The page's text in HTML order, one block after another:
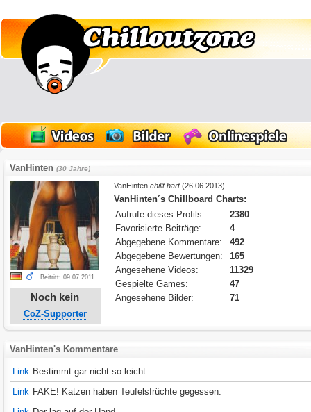
VanHinten(30 Jahre)
Beitritt: 09.07.2011
Noch kein
CoZ-Supporter
VanHintenchillt hart(26.06.2013)
VanHinten´s Chillboard Charts:
Aufrufe dieses Profils:
2380
Favorisierte Beiträge:
4
Abgegebene Kommentare:
492
Abgegebene Bewertungen:
165
Angesehene Videos:
11329
Gespielte Games:
47
Angesehene Bilder:
71
VanHinten's Kommentare
Link Bestimmt gar nicht so leicht.
Link FAKE! Katzen haben Teufelsfrüchte gegessen.